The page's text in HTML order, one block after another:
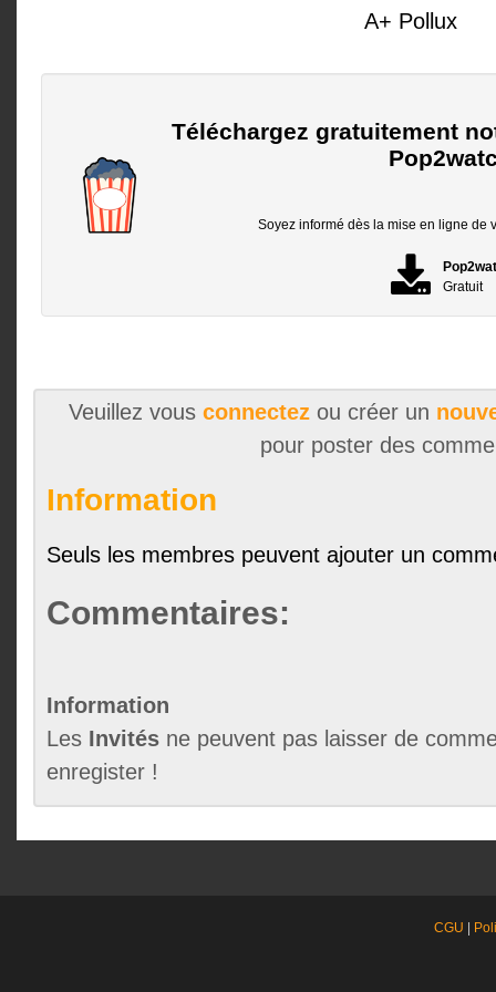
A+ Pollux
Téléchargez gratuitement
Soyez informé dès la mise en ligne de
Gratuit
Veuillez vous connectezou créer un
pour poster des
Information
Seuls les membres peuvent ajouter un
Commentaires:
Information
Les Invités ne peuvent pas laisser de
enregister !
CGU |